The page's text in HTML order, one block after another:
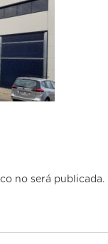
no será publicada.